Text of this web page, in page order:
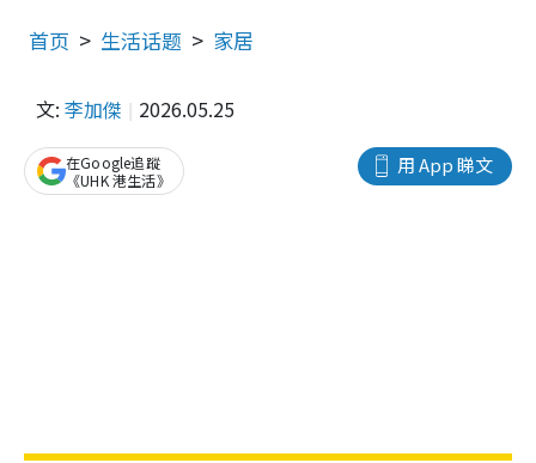
首页 生活话题 家居
文: 李加傑 2026.05.25
用 App 睇文
在Google追蹤
《UHK 港生活》